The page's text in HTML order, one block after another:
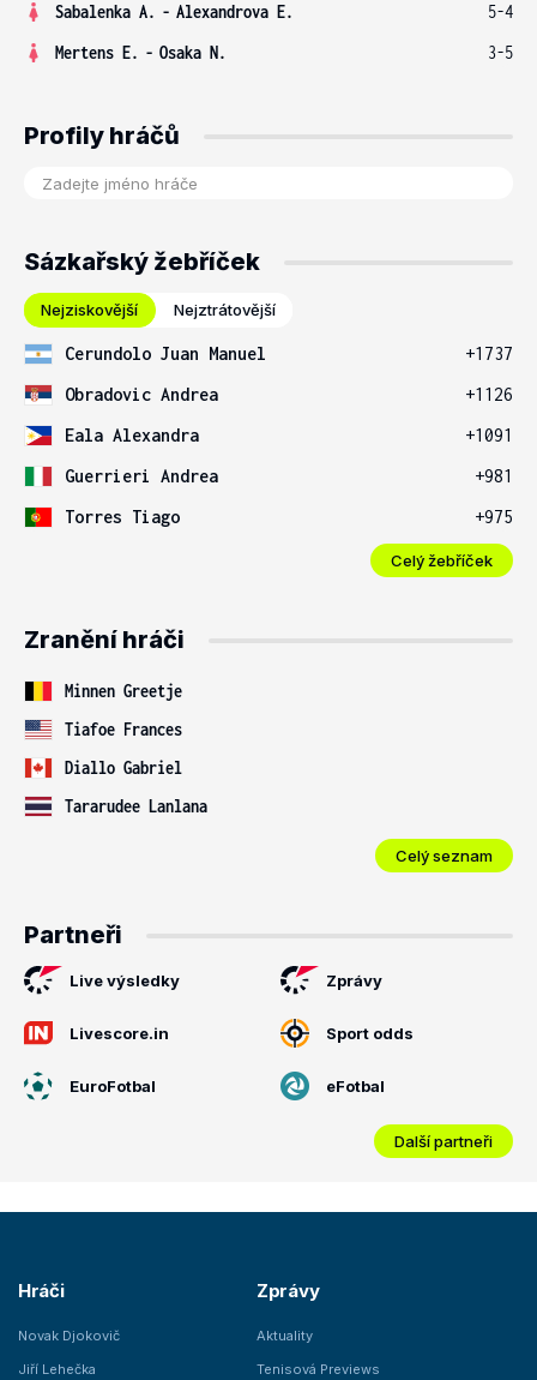
Sabalenka A. - Alexandrova E.
5-4
Mertens E. - Osaka N. 3-5
Profily hráčů
Sázkařský žebříček
Nejziskovější Nejztrátovější
Cerundolo Juan Manuel
+1737
Obradovic Andrea
+1126
Eala Alexandra
+1091
Guerrieri Andrea
+981
Torres Tiago
+975
Celý žebříček
Zranění hráči
Minnen Greetje
Tiafoe Frances
Diallo Gabriel
Tararudee Lanlana
Celý seznam
Partneři
Live výsledky Zprávy
Livescore.in Sport odds
EuroFotbal eFotbal
Další partneři
Hráči
Novak Djokovič
Jiří Lehečka
Zprávy
Aktuality
Tenisová Previews